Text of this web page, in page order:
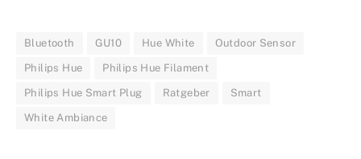
Bluetooth GU10 Hue White Outdoor Sensor
Philips Hue Philips Hue Filament
Philips Hue Smart Plug Ratgeber Smart
White Ambiance